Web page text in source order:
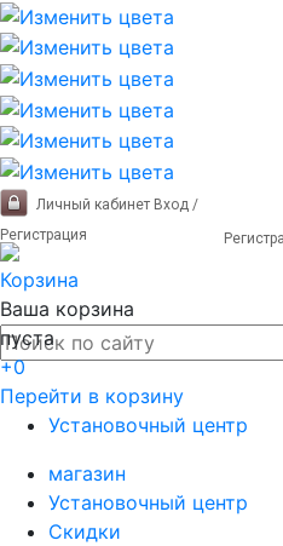
Личный кабинет Вход /
Регистрация
Корзина
Ваша корзина
пуста
+0
Перейти в корзину
Установочный центр
магазин
Установочный центр
Скидки